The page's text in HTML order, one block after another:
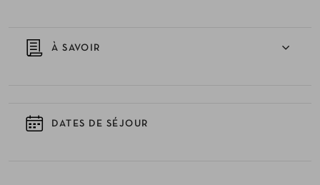
À SAVOIR
DATES DE SÉJOUR